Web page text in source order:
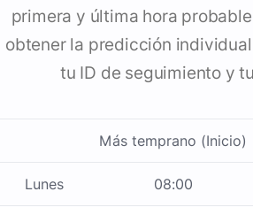
primera y última hora
obtener la predicción
tu ID de seguimiento y
Más temprano (Inicio)
Lunes 08:00